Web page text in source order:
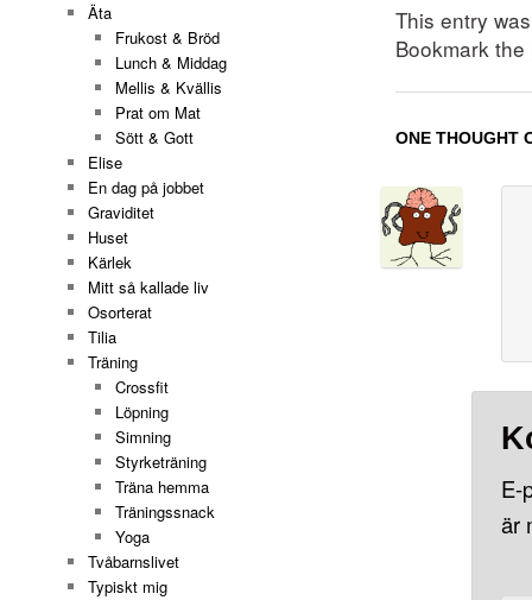
This entry
Bookmark the
ONE THOUGHT
E-
är
Äta
Frukost & Bröd
Lunch & Middag
Mellis & Kvällis
Prat om Mat
Sött & Gott
Elise
En dag på jobbet
Graviditet
Huset
Kärlek
Mitt så kallade liv
Osorterat
Tilia
Träning
Crossfit
Löpning
Simning
Styrketräning
Träna hemma
Träningssnack
Yoga
Tvåbarnslivet
Typiskt mig